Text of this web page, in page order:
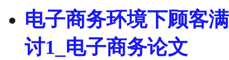
电子商务环境下顾客
讨1_电子商务论文